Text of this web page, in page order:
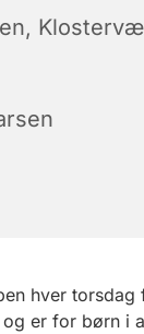
hver
er for børn i